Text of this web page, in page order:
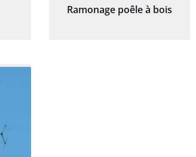
Ramonage poêle à bois